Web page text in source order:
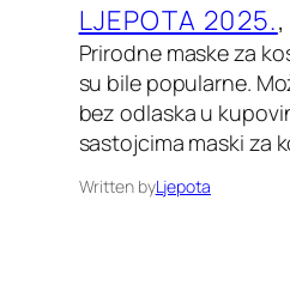
LJEPOTA 2025.,
Prirodne maske za
su bile popularne.
bez odlaska u
sastojcima maski za
Written byLjepota